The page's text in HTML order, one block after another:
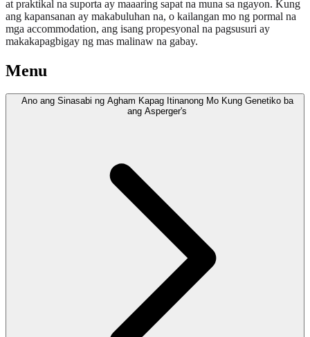
at praktikal na suporta ay maaaring sapat na muna sa ngayon. Kung
ang kapansanan ay makabuluhan na, o kailangan mo ng pormal na
mga accommodation, ang isang propesyonal na pagsusuri ay
makakapagbigay ng mas malinaw na gabay.
Menu
Ano ang Sinasabi ng Agham Kapag Itinanong Mo Kung Genetiko ba
ang Asperger's